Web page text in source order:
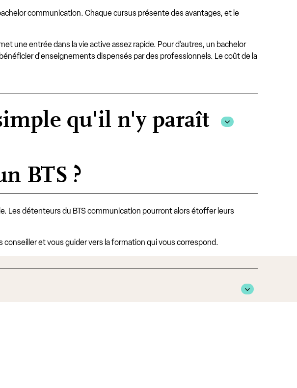
communication. Chaque cursus présente des avantages, et le
une entrée dans la vie active assez rapide. Pour d'autres, un bachelor
d'enseignements dispensés par des professionnels. Le coût de la
qu'il n'y paraît
BTS ?
Les détenteurs du BTS communication pourront alors étoffer leurs
et vous guider vers la formation qui vous correspond.